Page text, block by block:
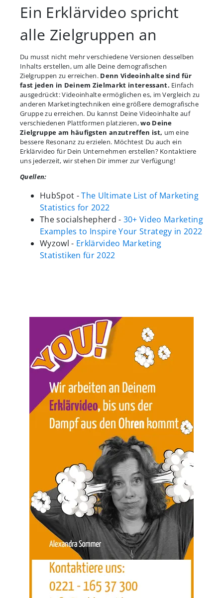
Ein Erklärvideo spricht
alle Zielgruppen an
Du musst nicht mehr verschiedene Versionen desselben
Inhalts erstellen, um alle Deine demografischen
Zielgruppen zu erreichen. Denn Videoinhalte sind für
fast jeden in Deinem Zielmarkt interessant. Einfach
ausgedrückt: Videoinhalte ermöglichen es, im Vergleich zu
anderen Marketingtechniken eine größere demografische
Gruppe zu erreichen. Du kannst Deine Videoinhalte auf
verschiedenen Plattformen platzieren,wo Deine
Zielgruppe am häufigsten anzutreffen ist, um eine
bessere Resonanz zu erzielen. Möchtest Du auch ein
Erklärvideo für Dein Unternehmen erstellen? Kontaktiere
uns jederzeit, wir stehen Dir immer zur Verfügung!
Quellen:
HubSpot -The Ultimate List of Marketing
Statistics for 2022
The socialshepherd - 30+ Video Marketing
Examples to Inspire Your Strategy in 2022
Wyzowl - Erklärvideo Marketing
Statistiken für 2022